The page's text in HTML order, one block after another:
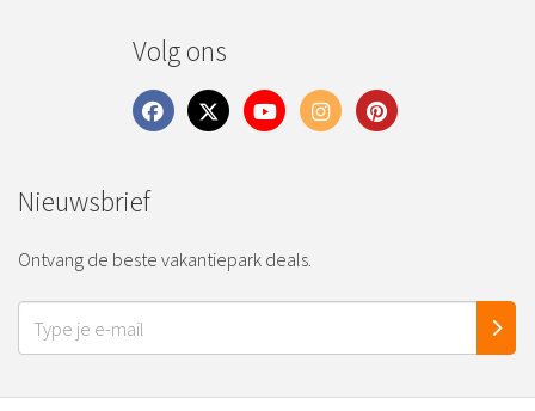
Volg ons
Nieuwsbrief
Ontvang de beste vakantiepark deals.